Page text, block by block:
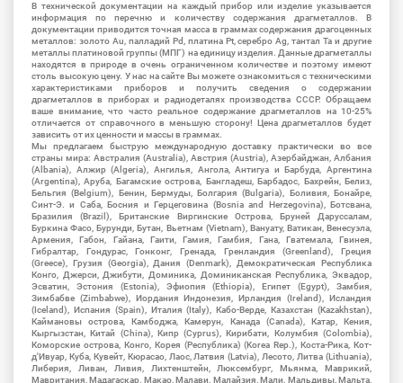
В технической документации на каждый прибор или изделие указывается
информация по перечню и количеству содержания драгметаллов. В
документации приводится точная масса в граммах содержания драгоценных
металлов: золото Au, палладий Pd, платина Pt, серебро Ag, тантал Ta и другие
металлы платиновой группы (МПГ) на единицу изделия. Данные драгметаллы
находятся в природе в очень ограниченном количестве и поэтому имеют
столь высокую цену. У нас на сайте Вы можете ознакомиться с техническими
характеристиками приборов и получить сведения о содержании
драгметаллов в приборах и радиодеталях производства СССР. Обращаем
ваше внимание, что часто реальное содержание драгметаллов на 10-25%
отличается от справочного в меньшую сторону! Цена драгметаллов будет
зависить от их ценности и массы в граммах.
Мы предлагаем быструю международную доставку практически во все
страны мира: Австралия (Australia), Австрия (Austria), Азербайджан, Албания
(Albania), Алжир (Algeria), Ангилья, Ангола, Антигуа и Барбуда, Аргентина
(Argentina), Аруба, Багамские острова, Бангладеш, Барбадос, Бахрейн, Белиз,
Бельгия (Belgium), Бенин, Бермуды, Болгария (Bulgaria), Боливия, Бонайре,
Синт-Э. и Саба, Босния и Герцеговина (Bosnia and Herzegovina), Ботсвана,
Бразилия (Brazil), Британские Виргинские Острова, Бруней Даруссалам,
Буркина Фасо, Бурунди, Бутан, Вьетнам (Vietnam), Вануату, Ватикан, Венесуэла,
Армения, Габон, Гайана, Гаити, Гамия, Гамбия, Гана, Гватемала, Гвинея,
Гибралтар, Гондурас, Гонконг, Гренада, Гренландия (Greenland), Греция
(Greece), Грузия (Georgia), Дания (Denmark), Демократическая Республика
Конго, Джерси, Джибути, Доминика, Доминиканская Республика, Эквадор,
Эсватин, Эстония (Estonia), Эфиопия (Ethiopia), Египет (Egypt), Замбия,
Зимбабве (Zimbabwe), Иордания Индонезия, Ирландия (Ireland), Исландия
(Iceland), Испания (Spain), Италия (Italy), Кабо-Верде, Казахстан (Kazakhstan),
Каймановы острова, Камбоджа, Камерун, Канада (Canada), Катар, Кения,
Кыргызстан, Китай (China), Кипр (Cyprus), Кирибати, Колумбия (Colombia),
Коморские острова, Конго, Корея (Республика) (Korea Rep.), Коста-Рика, Кот-
д'Ивуар, Куба, Кувейт, Кюрасао, Лаос, Латвия (Latvia), Лесото, Литва (Lithuania),
Либерия, Ливан, Ливия, Лихтенштейн, Люксембург, Мьянма, Маврикий,
Мавритания, Мадагаскар, Макао, Малави, Малайзия, Мали, Мальдивы, Мальта,